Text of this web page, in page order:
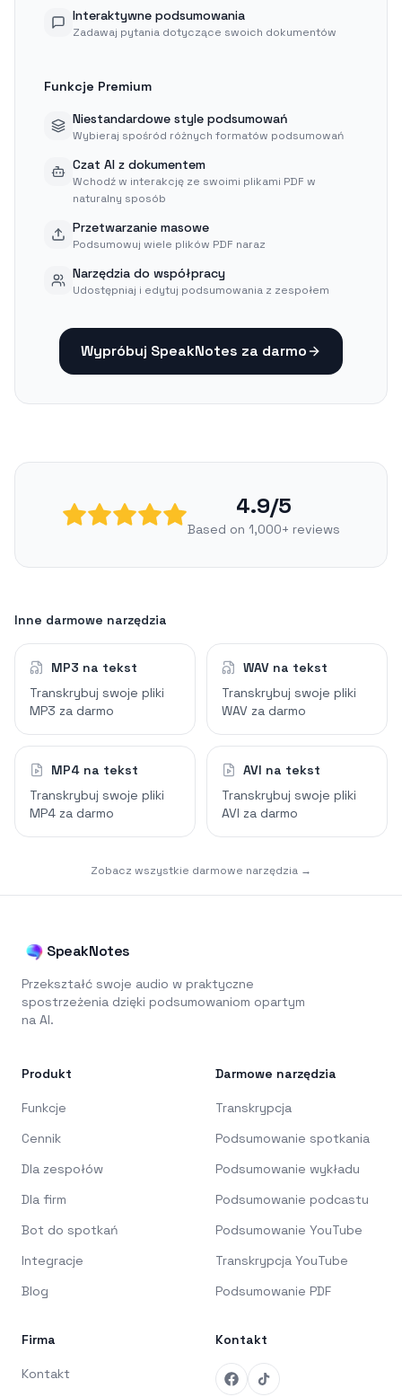
Interaktywne podsumowania
Zadawaj pytania dotyczące swoich dokumentów
Funkcje Premium
Niestandardowe style podsumowań
Wybieraj spośród różnych formatów podsumowań
Czat AI z dokumentem
Wchodź w interakcję ze swoimi plikami PDF w
naturalny sposób
Przetwarzanie masowe
Podsumowuj wiele plików PDF naraz
Narzędzia do współpracy
Udostępniaj i edytuj podsumowania z zespołem
Wypróbuj SpeakNotes za darmo
4.9/5
Based on 1,000+ reviews
Inne darmowe narzędzia
MP3 na tekst
Transkrybuj swoje pliki
MP3 za darmo
WAV na tekst
Transkrybuj swoje pliki
WAV za darmo
MP4 na tekst
Transkrybuj swoje pliki
MP4 za darmo
AVI na tekst
Transkrybuj swoje pliki
AVI za darmo
Zobacz wszystkie darmowe narzędzia →
SpeakNotes
Przekształć swoje audio w praktyczne
spostrzeżenia dzięki podsumowaniom opartym
na AI.
Produkt
Funkcje
Cennik
Dla zespołów
Dla firm
Bot do spotkań
Integracje
Blog
Darmowe narzędzia
Transkrypcja
Podsumowanie spotkania
Podsumowanie wykładu
Podsumowanie podcastu
Podsumowanie YouTube
Transkrypcja YouTube
Podsumowanie PDF
Firma
Kontakt
Kontakt